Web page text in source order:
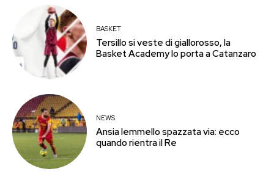
BASKET
Tersillo si veste di giallorosso, la
Basket Academy lo porta a Catanzaro
NEWS
Ansia Iemmello spazzata via: ecco
quando rientra il Re